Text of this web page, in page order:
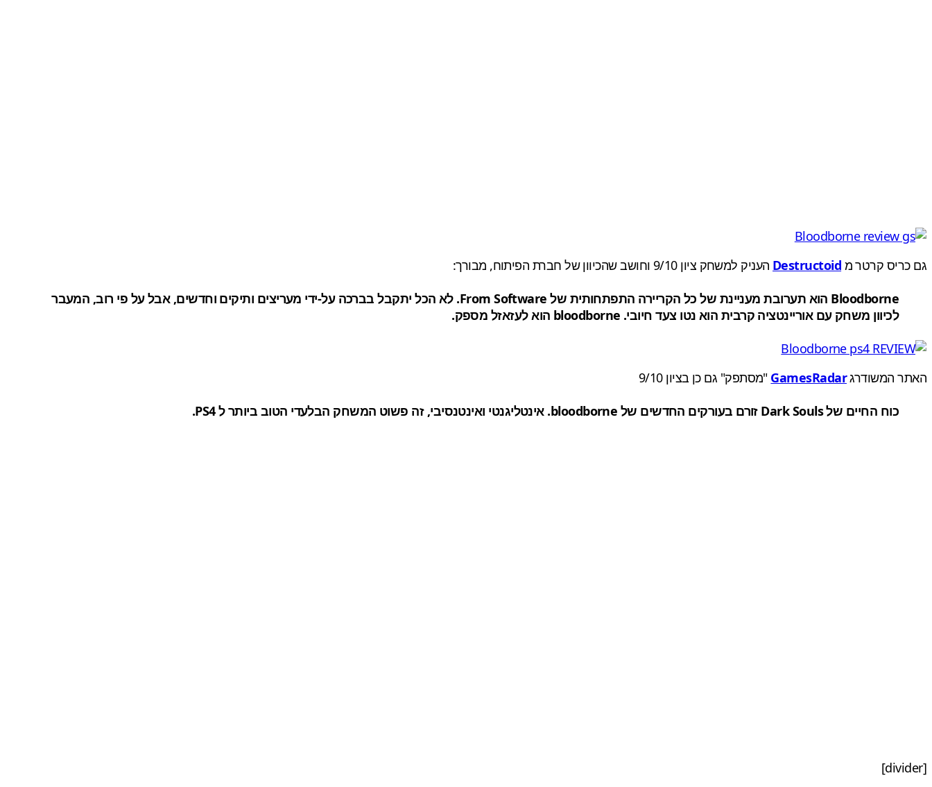
גם כריס קרטר מ Destructoid העניק למשחק ציון 9/10 וחושב שהכיוון של חברת הפיתוח, מבורך:
Bloodborne הוא תערובת מעניינת של כל הקריירה התפתחותית של From Software. לא הכל יתקבל בברכה על-ידי מעריצים ותיקים וחדשים, אבל על פי רוב, המעבר
לכיוון משחק עם אוריינטציה קרבית הוא נטו צעד חיובי. bloodborne הוא לעזאזל מספק.
האתר המשודרגGamesRadar "מסתפק" גם כן בציון 9/10
כוח החיים של Dark Souls זורם בעורקים החדשים של bloodborne. אינטליגנטי ואינטנסיבי, זה פשוט המשחק הבלעדי הטוב ביותר ל PS4.
[divider]